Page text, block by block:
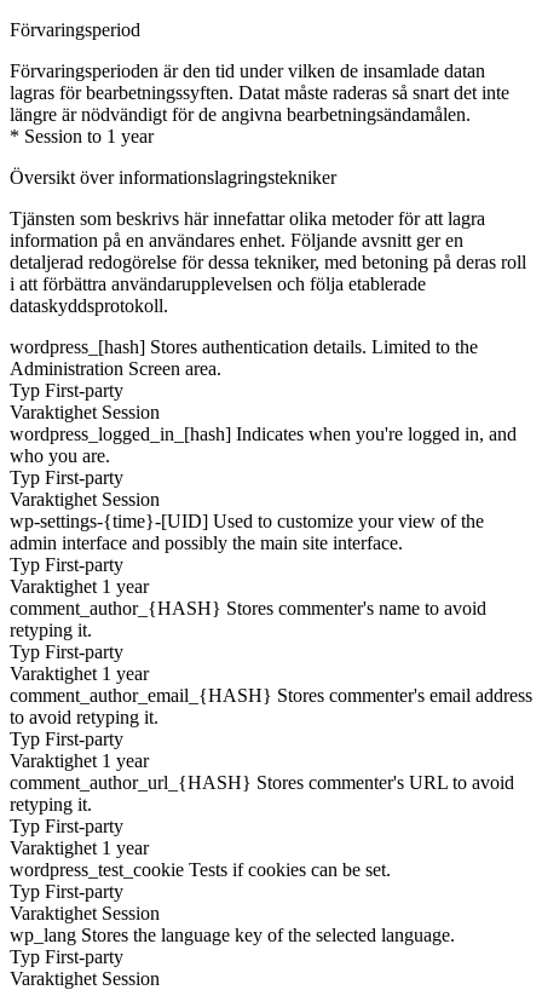
Förvaringsperiod
Förvaringsperioden är den tid under vilken de insamlade datan
lagras för bearbetningssyften. Datat måste raderas så snart det inte
längre är nödvändigt för de angivna bearbetningsändamålen.
* Session to 1 year
Översikt över informationslagringstekniker
Tjänsten som beskrivs här innefattar olika metoder för att lagra
information på en användares enhet. Följande avsnitt ger en
detaljerad redogörelse för dessa tekniker, med betoning på deras roll
i att förbättra användarupplevelsen och följa etablerade
dataskyddsprotokoll.
wordpress_[hash] Stores authentication details. Limited to the
Administration Screen area.
Typ First-party
Varaktighet Session
wordpress_logged_in_[hash] Indicates when you're logged in, and
who you are.
Typ First-party
Varaktighet Session
wp-settings-{time}-[UID] Used to customize your view of the
admin interface and possibly the main site interface.
Typ First-party
Varaktighet 1 year
comment_author_{HASH} Stores commenter's name to avoid
retyping it.
Typ First-party
Varaktighet 1 year
comment_author_email_{HASH} Stores commenter's email address
to avoid retyping it.
Typ First-party
Varaktighet 1 year
comment_author_url_{HASH} Stores commenter's URL to avoid
retyping it.
Typ First-party
Varaktighet 1 year
wordpress_test_cookie Tests if cookies can be set.
Typ First-party
Varaktighet Session
wp_lang Stores the language key of the selected language.
Typ First-party
Varaktighet Session